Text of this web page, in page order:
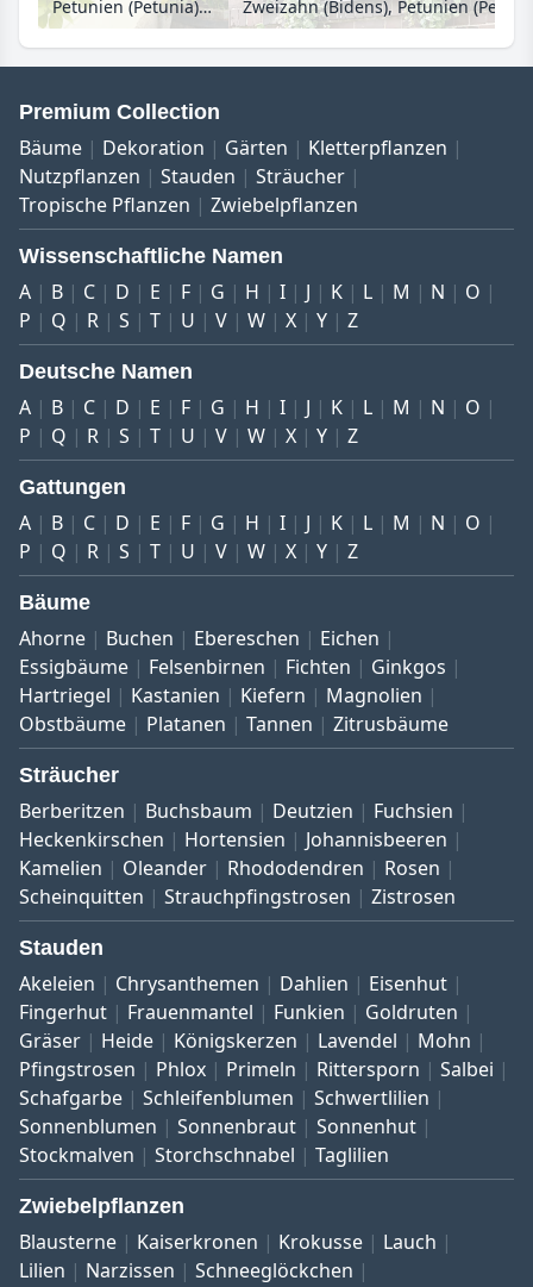
Petunien (Petunia) und Süßkartoffel (Ipomoea batatas)
Premium Collection
Bäume Dekoration Gärten
Kletterpflanzen
Nutzpflanzen
Stauden
Sträucher
Tropische Pflanzen
Zwiebelpflanzen
Wissenschaftliche Namen
A B C D E F G H I J K L M N
O
P
Q R S T U V W X Y Z
Deutsche Namen
A B C D E F G H I J K L M N
O
P
Q R S T U V W X Y Z
Gattungen
A B C D E F G H I J K L M N
O
P
Q R S T U V W X Y Z
Bäume
Ahorne Buchen Ebereschen
Eichen
Essigbäume
Felsenbirnen Fichten
Ginkgos
Hartriegel
Kastanien Kiefern
Magnolien
Obstbäume
Platanen Tannen Zitrusbäume
Sträucher
Berberitzen Buchsbaum Deutzien
Fuchsien
Heckenkirschen
Hortensien
Johannisbeeren
Kamelien
Oleander Rhododendren
Rosen
Scheinquitten
Strauchpfingstrosen Zistrosen
Stauden
Akeleien Chrysanthemen Dahlien
Eisenhut
Fingerhut
Frauenmantel Funkien
Goldruten
Gräser
Heide Königskerzen Lavendel
Mohn
Pfingstrosen
Phlox Primeln Rittersporn
Salbei
Schafgarbe
Schleifenblumen
Schwertlilien
Sonnenblumen
Sonnenbraut
Sonnenhut
Stockmalven
Storchschnabel Taglilien
Zwiebelpflanzen
Blausterne Kaiserkronen Krokusse
Lauch
Lilien
Narzissen
Schneeglöckchen